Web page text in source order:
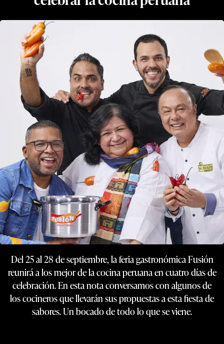
Del 25 al 28 de septiembre, la feria gastronómica Fusión
reunirá a los mejor de la cocina peruana en cuatro días de
celebración. En esta nota conversamos con algunos de
los cocineros que llevarán sus propuestas a esta fiesta de
sabores. Un bocado de todo lo que se viene.